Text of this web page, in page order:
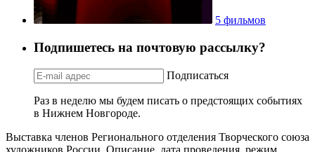
5 фильмов
Подпишетесь на почтовую рассылку?
Подписаться
Раз в неделю мы будем писать о предстоящих событиях
в Нижнем Новгороде.
Выставка членов Регионального отделения Творческого союза
художников России. Описание, дата проведения, режим